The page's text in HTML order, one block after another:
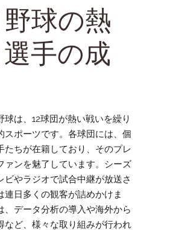
球の熱
手の成
球は、12球団が熱い戦いを繰り
スポーツです。各球団には、個
たちが在籍しており、そのプレ
ァンを魅了しています。シーズ
ビやラジオで試合中継が放送さ
連日多くの観客が詰めかけま
、データ分析の導入や海外から
など、様々な取り組みが行われ